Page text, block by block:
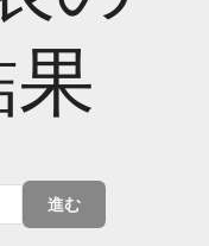
進む